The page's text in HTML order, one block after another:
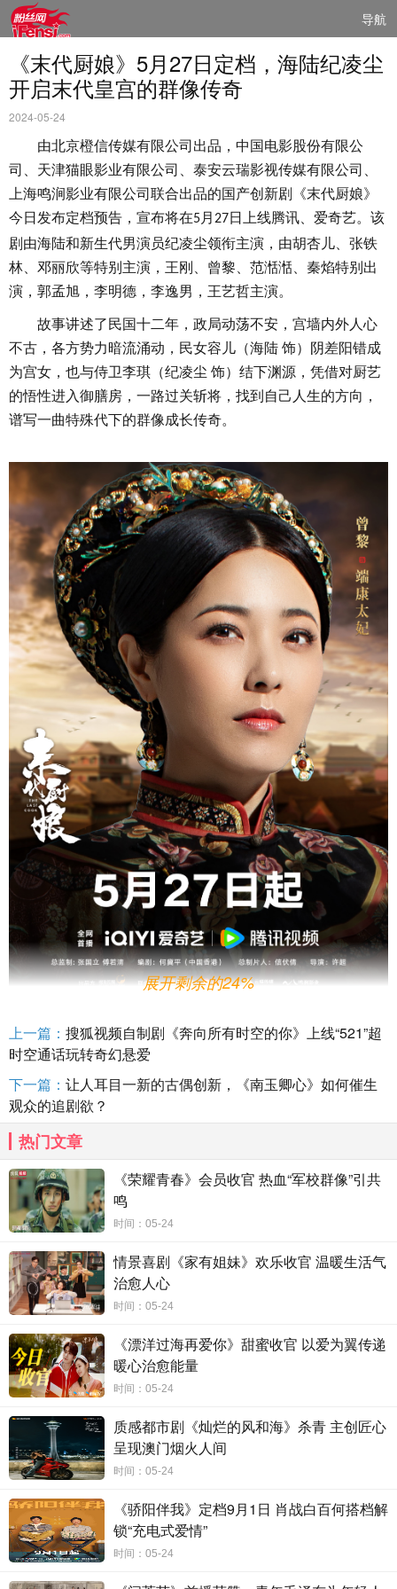
导航
《末代厨娘》5月27日定档，海陆纪凌尘
开启末代皇宫的群像传奇
2024-05-24
由北京橙信传媒有限公司出品，中国电影股份有限公
司、天津猫眼影业有限公司、泰安云瑞影视传媒有限公司、
上海鸣涧影业有限公司联合出品的国产创新剧《末代厨娘》
今日发布定档预告，宣布将在5月 27日上线腾讯、爱奇艺。该
剧由海陆和新生代男演员纪凌尘领衔主演，由胡杏儿、张铁
林、邓丽欣等特别主演，王刚、曾黎、范湉湉、秦焰特别出
演，郭孟旭，李明德，李逸男，王艺哲主演。
故事讲述了 民国十二年， 政局动荡不安，宫墙内外人心
不古，各方势力暗流涌动， 民女容儿 （海陆 饰）
阴差阳错成
为宫女 ，也与侍卫李琪（纪凌尘 饰）结下渊源，凭借对厨艺
的悟性进入御膳房，一路过关斩将，找到自己人生的方向，
谱写一曲特殊代下的群像成长传奇。
海陆曾凭借《新还珠格格》收到观众喜爱，此次再演清
主演 纪凌尘出道后的首部男主作品，此前在综艺《无限超越
班》中的表现也让纪凌尘积累了不少人气，两人此番搭档主
演《末代厨娘》令人期待。而
力派演员胡杏儿、
过足戏瘾。除此之外，张铁林、秦焰、王刚等老戏骨均在剧
中展现出令人印象深刻的表演。年轻演员李明德、郭孟旭等
代优秀演员，豪华阵容加上精湛演技，为剧集品质保驾护
航。
画面精美、质感高级的匠心之作
《 末代厨娘》由国民级演员、导演
下第一楼》《投名状》等多部优秀作品的知名编剧何翼平亲
自操刀。从预告的画面呈现中就能体会到主创团队对作品的
打磨和对细节的追求，在制作中也坚持贯彻
并行”的理念，将中国传统古典审美的融入画面之中，值得一
提的是剧中珐琅道具都是由珐琅厂专门提供，华美精致的珐
琅艺术品也为剧集增添了极佳的质感。
一墙两世界，文化碰撞 视角独特
展开剩余的24%
上一篇： 搜狐视频自制剧《奔向所有时空的你》上线“521”超
时空通话玩转奇幻悬爱
下一篇： 让人耳目一新的古偶创新，《南玉卿心》如何催生
观众的追剧欲？
热门文章
《荣耀青春》会员收官 热血“军校群像”引共
鸣
时间：05-24
情景喜剧《家有姐妹》欢乐收官 温暖生活气
治愈人心
时间：05-24
《漂洋过海再爱你》甜蜜收官 以爱为翼传递
暖心治愈能量
时间：05-24
质感都市剧《灿烂的风和海》杀青 主创匠心
呈现澳门烟火人间
时间：05-24
《骄阳伴我》定档9月1日 肖战白百何搭档解
锁“充电式爱情”
时间：05-24